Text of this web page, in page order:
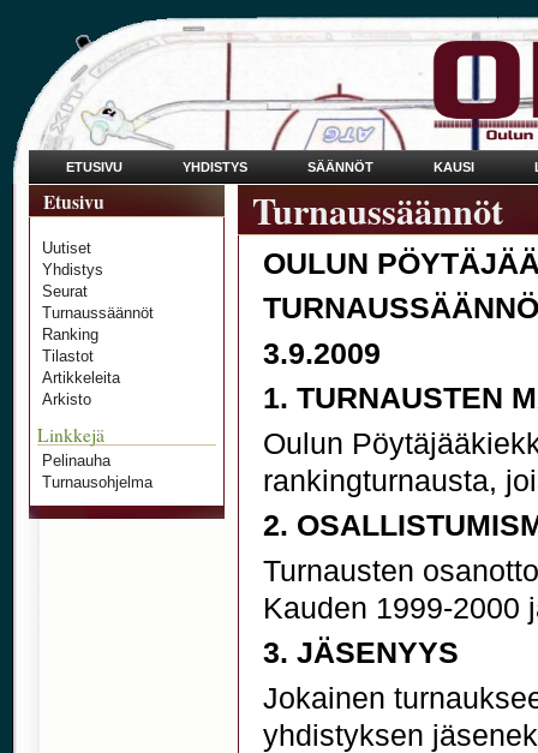
ETUSIVU YHDISTYS SÄÄNNÖT KAUSI
Etusivu
Uutiset
Yhdistys
Seurat
Turnaussäännöt
Ranking
Tilastot
Artikkeleita
Arkisto
Linkkejä
Pelinauha
Turnausohjelma
Turnaussäännöt
OULUN
3.9.2009
1. TURNAUSTEN
Oulun
rankingturnausta,
2.
Turnausten
Kauden 1999-2000
3. JÄSENYYS
Jokainen
yhdistyksen